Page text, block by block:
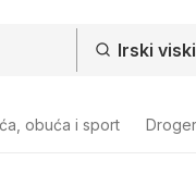
obuća i sport